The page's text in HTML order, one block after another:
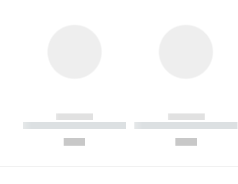
------------
----------- ----------- ----------
------------
----------- ----------- ----------